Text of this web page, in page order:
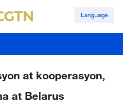
Language
at kooperasyon,
at Belarus